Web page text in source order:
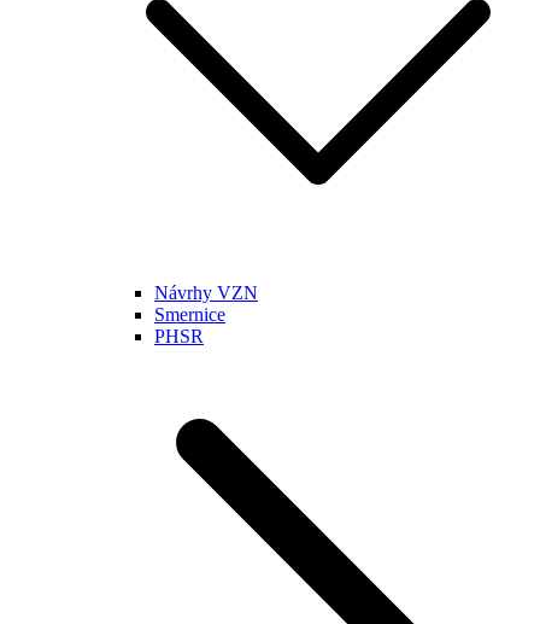
Návrhy VZN
Smernice
PHSR